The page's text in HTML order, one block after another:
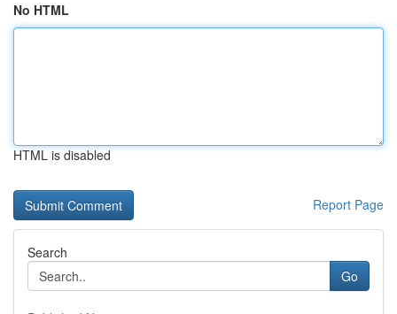
No HTML
HTML is disabled
Report Page
Search
Go